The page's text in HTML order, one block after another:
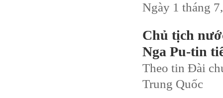
Ngày 1 tháng
Chủ tịch
Nga Pu-tin
Theo tin Đài
Trung Quốc